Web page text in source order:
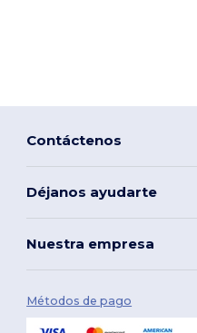
Contáctenos
Déjanos ayudarte
Nuestra empresa
Métodos de pago